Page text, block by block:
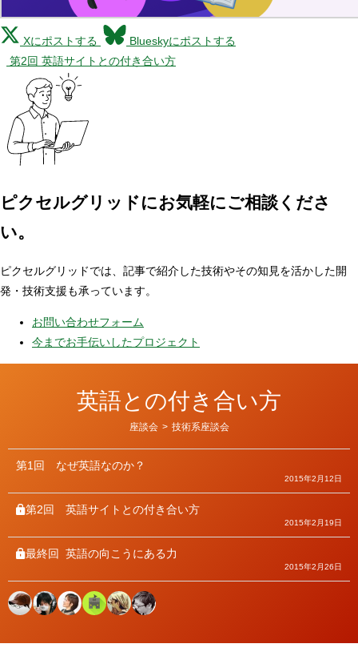
Xにポストする
Blueskyにポストする
第2回 英語サイトとの付き合い方
ピクセルグリッドにお気軽にご相談くださ
い。
ピクセルグリッドでは、記事で紹介した技術やその知見を活かした開
発・技術支援も承っています。
お問い合わせフォーム
今までお手伝いしたプロジェクト
英語との付き合い方
カ
ゴ
リ
ー
座談会 > 技術系座談会
第1回 なぜ英語なのか？
2015年2月12日
第2回 英語サイトとの付き合い方
2015年2月19日
最終回 英語の向こうにある力
2015年2月26日